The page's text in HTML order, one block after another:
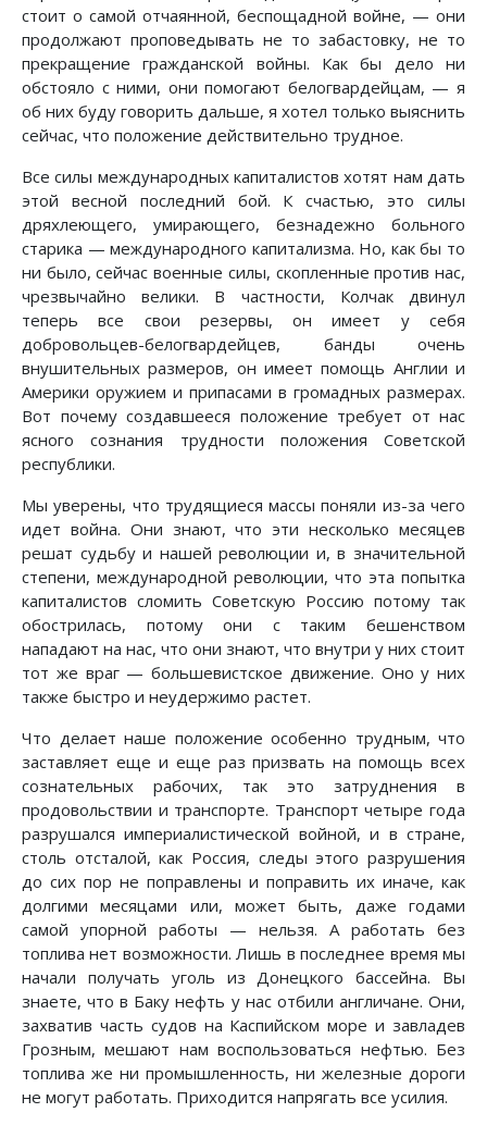
стоит о самой отчаянной, беспощадной войне, — они
продолжают проповедывать не то забастовку, не то
прекращение гражданской войны. Как бы дело ни
обстояло с ними, они помогают белогвардейцам, — я
об них буду говорить дальше, я хотел только выяснить
сейчас, что положение действительно трудное.
Все силы международных капиталистов хотят нам дать
этой весной последний бой. К счастью, это силы
дряхлеющего, умирающего, безнадежно больного
старика — международного капитализма. Но, как бы то
ни было, сейчас военные силы, скопленные против нас,
чрезвычайно велики. В частности, Колчак двинул
теперь все свои резервы, он имеет у себя
добровольцев-белогвардейцев, банды очень
внушительных размеров, он имеет помощь Англии и
Америки оружием и припасами в громадных размерах.
Вот почему создавшееся положение требует от нас
ясного сознания трудности положения Советской
республики.
Мы уверены, что трудящиеся массы поняли из-за чего
идет война. Они знают, что эти несколько месяцев
решат судьбу и нашей революции и, в значительной
степени, международной революции, что эта попытка
капиталистов сломить Советскую Россию потому так
обострилась, потому они с таким бешенством
нападают на нас, что они знают, что внутри у них стоит
тот же враг — большевистское движение. Оно у них
также быстро и неудержимо растет.
Что делает наше положение особенно трудным, что
заставляет еще и еще раз призвать на помощь всех
сознательных рабочих, так это затруднения в
продовольствии и транспорте. Транспорт четыре года
разрушался империалистической войной, и в стране,
столь отсталой, как Россия, следы этого разрушения
до сих пор не поправлены и поправить их иначе, как
долгими месяцами или, может быть, даже годами
самой упорной работы — нельзя. А работать без
топлива нет возможности. Лишь в последнее время мы
начали получать уголь из Донецкого бассейна. Вы
знаете, что в Баку нефть у нас отбили англичане. Они,
захватив часть судов на Каспийском море и завладев
Грозным, мешают нам воспользоваться нефтью. Без
топлива же ни промышленность, ни железные дороги
не могут работать. Приходится напрягать все усилия.